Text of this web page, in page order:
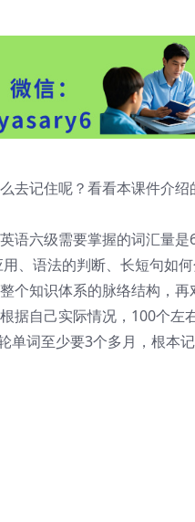
去记住呢？看看本课件介绍
语六级需要掌握的词汇量是
、语法的判断、长短句如
个知识体系的脉络结构，再
据自己实际情况，100个左
单词至少要3个多月，根本